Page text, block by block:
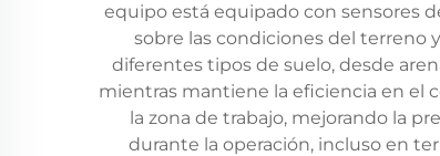
equipo está equipado con sensores
sobre las condiciones del terreno
diferentes tipos de suelo, desde
mientras mantiene la eficiencia en el
la zona de trabajo, mejorando la
durante la operación, incluso en